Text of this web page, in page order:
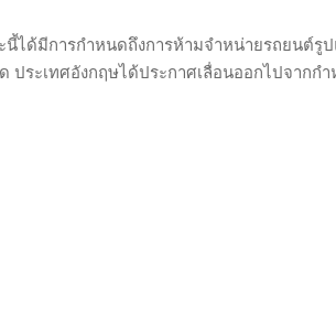
ได้มีการกำหนดถึงการห้ามจำหน่ายรถยนต์รู
ประเทศอังกฤษได้ประกาศเลื่อนออกไปจากก